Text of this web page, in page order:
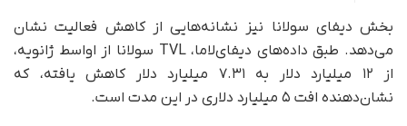
بخش دیفای سولانا نیز نشانه‌هایی از کاهش فعالیت نشان
می‌دهد. طبق داده‌های دیفای‌لاما، TVL سولانا از اواسط ژانویه،
از ۱۲ میلیارد دلار به ۷.۳۱ میلیارد دلار کاهش یافته، که
نشان‌دهنده افت ۵ میلیارد دلاری در این مدت است.